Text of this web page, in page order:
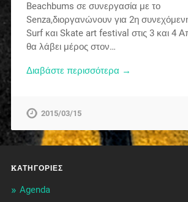
Beachbums σε συνεργασία με το
Senza,διοργανώνουν για 2η
Surf και Skate art festival στις 3 και 4
θα λάβει μέρος στον…
Διαβάστε περισσότερα →
2015/03/15
KΑΤΗΓΟΡΊΕΣ
Agenda